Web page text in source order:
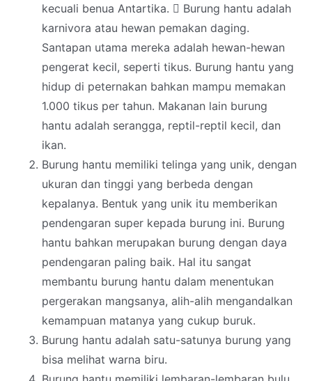
kecuali benua Antartika. 􀂙 Burung hantu adalah
karnivora atau hewan pemakan daging.
Santapan utama mereka adalah hewan-hewan
pengerat kecil, seperti tikus. Burung hantu yang
hidup di peternakan bahkan mampu memakan
1.000 tikus per tahun. Makanan lain burung
hantu adalah serangga, reptil-reptil kecil, dan
ikan.
Burung hantu memiliki telinga yang unik, dengan
ukuran dan tinggi yang berbeda dengan
kepalanya. Bentuk yang unik itu memberikan
pendengaran super kepada burung ini. Burung
hantu bahkan merupakan burung dengan daya
pendengaran paling baik. Hal itu sangat
membantu burung hantu dalam menentukan
pergerakan mangsanya, alih-alih mengandalkan
kemampuan matanya yang cukup buruk.
Burung hantu adalah satu-satunya burung yang
bisa melihat warna biru.